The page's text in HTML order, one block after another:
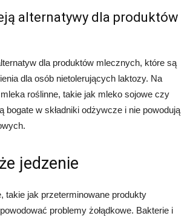
alternatywy dla produktów
dla produktów mlecznych, które są
dla osób nietolerujących laktozy. Na
roślinne, takie jak mleko sojowe czy
bogate w składniki odżywcze i nie powodują
jedzenie
takie jak przeterminowane produkty
problemy żołądkowe. Bakterie i